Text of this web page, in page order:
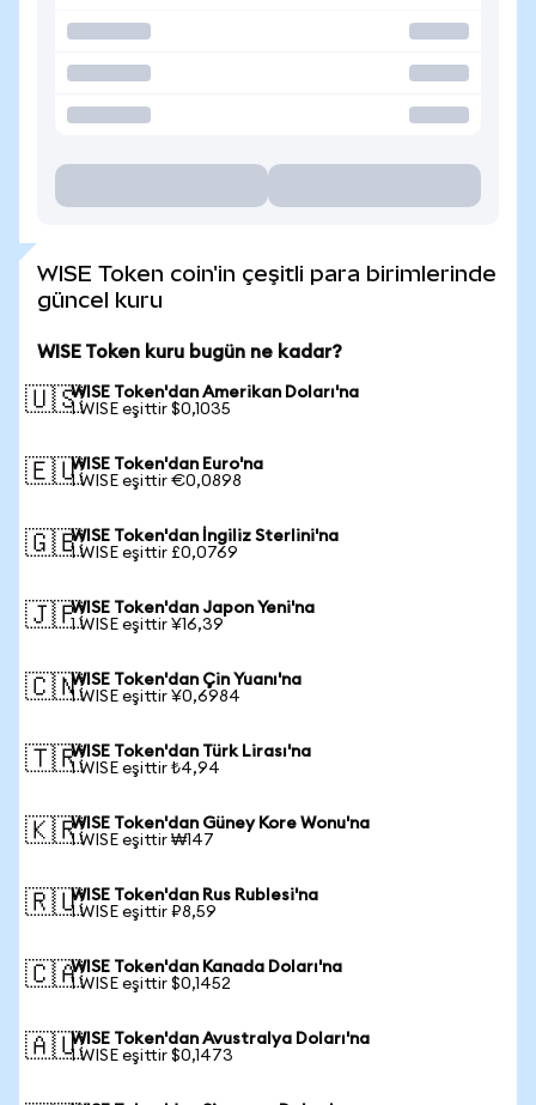
WISE Token coin'in çeşitli para birimlerinde
güncel kuru
WISE Token kuru bugün ne kadar?
🇺🇸WISE Token'dan Amerikan Doları'na
1 WISE eşittir $0,1035
🇪🇺WISE Token'dan Euro'na
1 WISE eşittir €0,0898
🇬🇧WISE Token'dan İngiliz Sterlini'na
1 WISE eşittir £0,0769
🇯🇵WISE Token'dan Japon Yeni'na
1 WISE eşittir ¥16,39
🇨🇳WISE Token'dan Çin Yuanı'na
1 WISE eşittir ¥0,6984
🇹🇷WISE Token'dan Türk Lirası'na
1 WISE eşittir ₺4,94
🇰🇷WISE Token'dan Güney Kore Wonu'na
1 WISE eşittir ₩147
🇷🇺WISE Token'dan Rus Rublesi'na
1 WISE eşittir ₽8,59
🇨🇦WISE Token'dan Kanada Doları'na
1 WISE eşittir $0,1452
🇦🇺WISE Token'dan Avustralya Doları'na
1 WISE eşittir $0,1473